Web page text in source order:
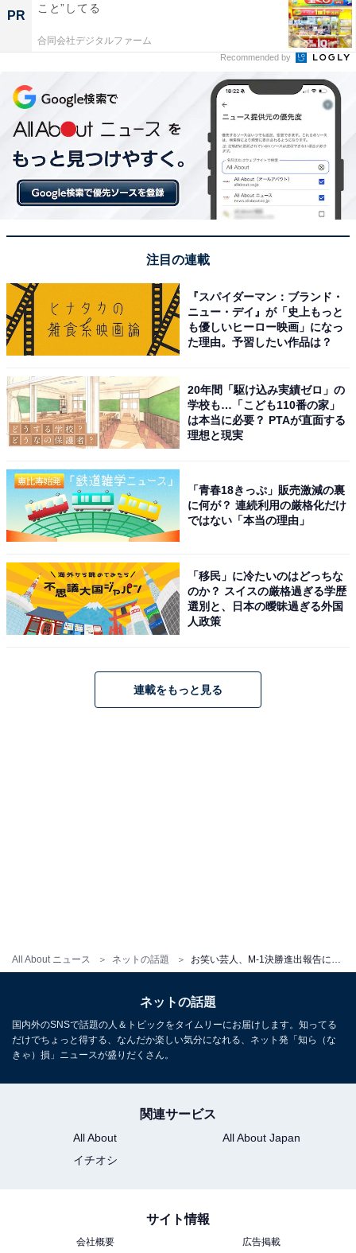
All About ニュース ネットの話題 お笑い芸人、M-1決勝進出報告に「まじ泣けちゃう」「素敵すぎる」の声！ 「優勝あると思う」
PR
こと”してる
合同会社デジタルファーム
Recommended by
注目の連載
『スパイダーマン：ブランド・
ニュー・デイ』が「史上もっと
も優しいヒーロー映画」になっ
た理由。予習したい作品は？
20年間「駆け込み実績ゼロ」の
学校も…「こども110番の家」
は本当に必要？ PTAが直面する
理想と現実
「青春18きっぷ」販売激減の裏
に何が？ 連続利用の厳格化だけ
ではない「本当の理由」
「移民」に冷たいのはどっちな
のか？ スイスの厳格過ぎる学歴
選別と、日本の曖昧過ぎる外国
人政策
連載をもっと見る
ネットの話題
国内外のSNSで話題の人＆トピックをタイムリーにお届けします。知ってる
だけでちょっと得する、なんだか楽しい気分になれる、ネット発「知ら（な
きゃ）損」ニュースが盛りだくさん。
関連サービス
All About
All About Japan
イチオシ
サイト情報
会社概要 広告掲載